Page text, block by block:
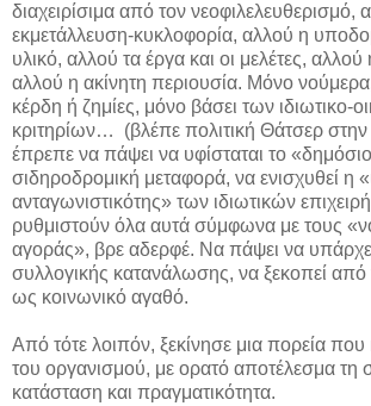
διαχειρίσιμα από τον νεοφιλελευθερισμό,
εκμετάλλευση-κυκλοφορία, αλλού η
υλικό, αλλού τα έργα και οι μελέτες,
αλλού η ακίνητη περιουσία. Μόνο νούμερα,
κέρδη ή ζημίες, μόνο βάσει των ιδιωτικο-
κριτηρίων… (βλέπε πολιτική Θάτσερ
έπρεπε να πάψει να υφίσταται το
σιδηροδρομική μεταφορά, να ενισχυθεί η
ανταγωνιστικότης» των ιδιωτικών
ρυθμιστούν όλα αυτά σύμφωνα με τους
αγοράς», βρε αδερφέ. Να πάψει να
συλλογικής κατανάλωσης, να ξεκοπεί από
ως κοινωνικό αγαθό.
Από τότε λοιπόν, ξεκίνησε μια πορεία που
του οργανισμού, με ορατό αποτέλεσμα τη
κατάσταση και πραγματικότητα.